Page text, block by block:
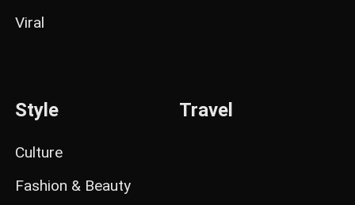
Viral
Style
Culture
Fashion & Beauty
Travel